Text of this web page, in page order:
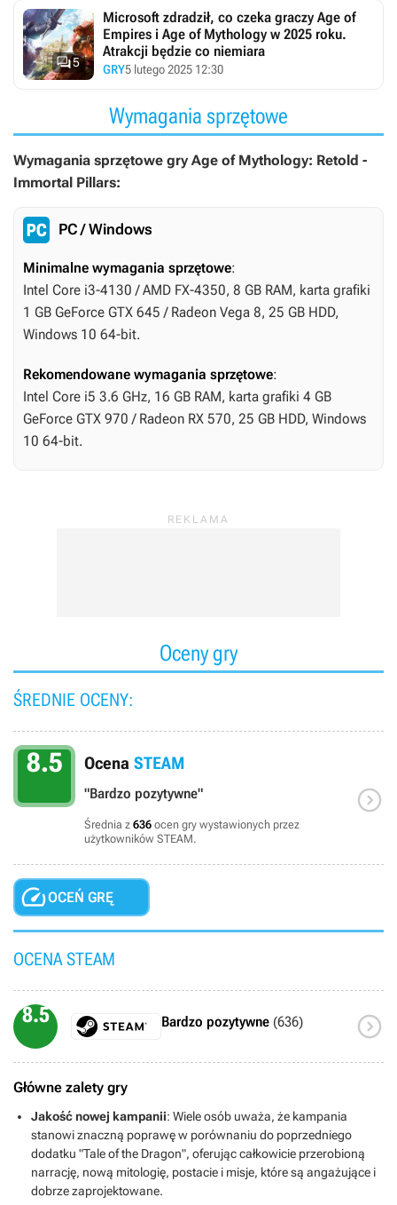
5
Microsoft zdradził, co czeka graczy Age of
Empires i Age of Mythology w 2025 roku.
Atrakcji będzie co niemiara
GRY5 lutego 2025 12:30
Wymagania sprzętowe
Wymagania sprzętowe gry Age of Mythology: Retold -
Immortal Pillars:
PC / Windows
Minimalne wymagania sprzętowe:
Intel Core i3-4130 / AMD FX-4350, 8 GB RAM, karta grafiki
1 GB GeForce GTX 645 / Radeon Vega 8, 25 GB HDD,
Windows 10 64-bit.
Rekomendowane wymagania sprzętowe:
Intel Core i5 3.6 GHz, 16 GB RAM, karta grafiki 4 GB
GeForce GTX 970 / Radeon RX 570, 25 GB HDD, Windows
10 64-bit.
Oceny gry
ŚREDNIE OCENY:
8.5 Ocena STEAM
"Bardzo pozytywne"
Średnia z 636 ocen gry wystawionych przez
użytkowników STEAM.

OCEŃ GRĘ
OCENA STEAM
8.5 Bardzo pozytywne (636) 
Główne zalety gry
Jakość nowej kampanii: Wiele osób uważa, że kampania
stanowi znaczną poprawę w porównaniu do poprzedniego
dodatku "Tale of the Dragon", oferując całkowicie przerobioną
narrację, nową mitologię, postacie i misje, które są angażujące i
dobrze zaprojektowane.